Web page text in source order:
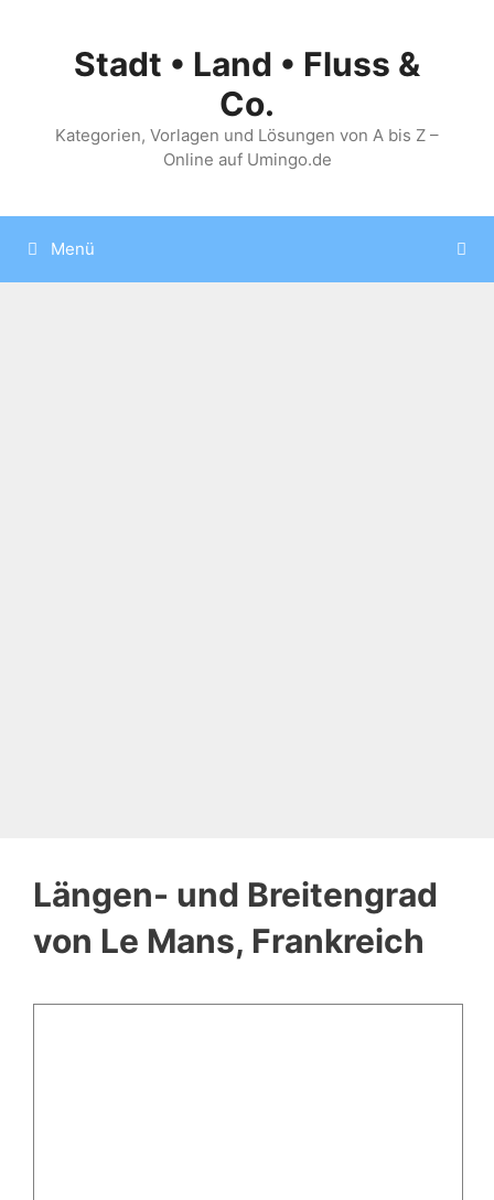
springenStadt • Land • Fluss &
Co.
Kategorien, Vorlagen und Lösungen von A bis Z –
Online auf Umingo.de
Menü
Längen- und Breitengrad
von Le Mans, Frankreich